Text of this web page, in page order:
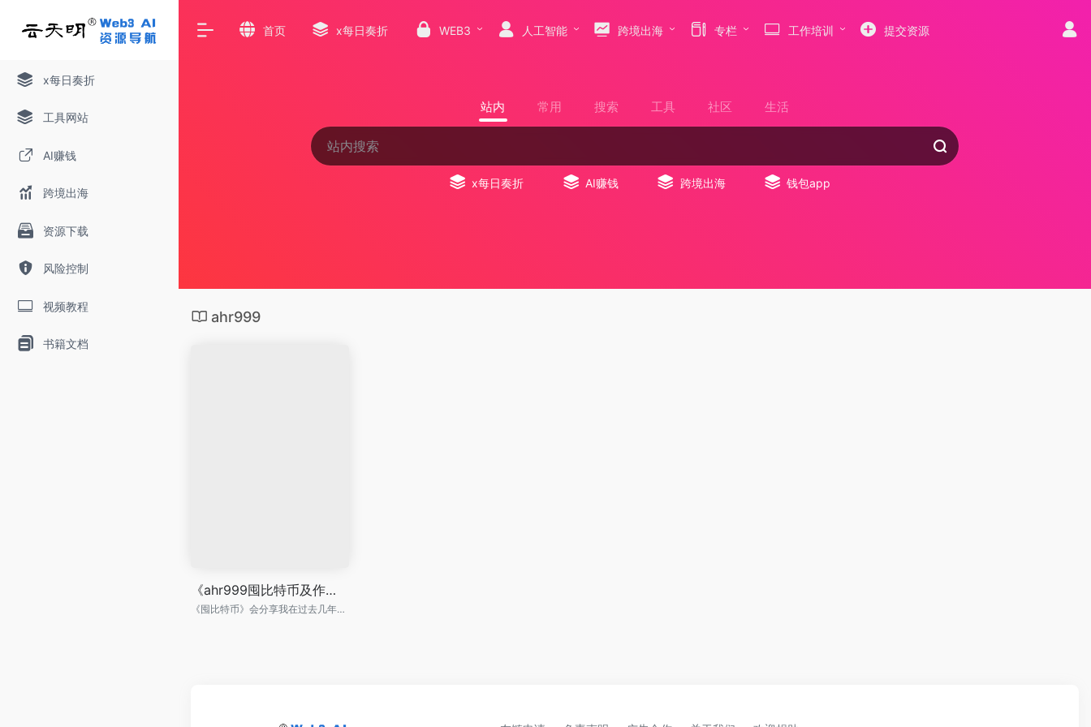
x每日奏折
工具网站
AI赚钱
跨境出海
资源下载
风险控制
视频教程
书籍文档
首页 x每日奏折 WEB3 人工智能 跨境出海 专栏 工作培训 提交资源
站内 常用 搜索 工具 社区 生活
x每日奏折 AI赚钱 跨境出海 钱包app
ahr999
《ahr999囤比特币及作者微博内容精选》
《囤比特币》会分享我在过去几年囤比特币过程中的思考和经验。写它的目的不 是宣传比特币，而是帮助那些已经准备囤比特币的人。